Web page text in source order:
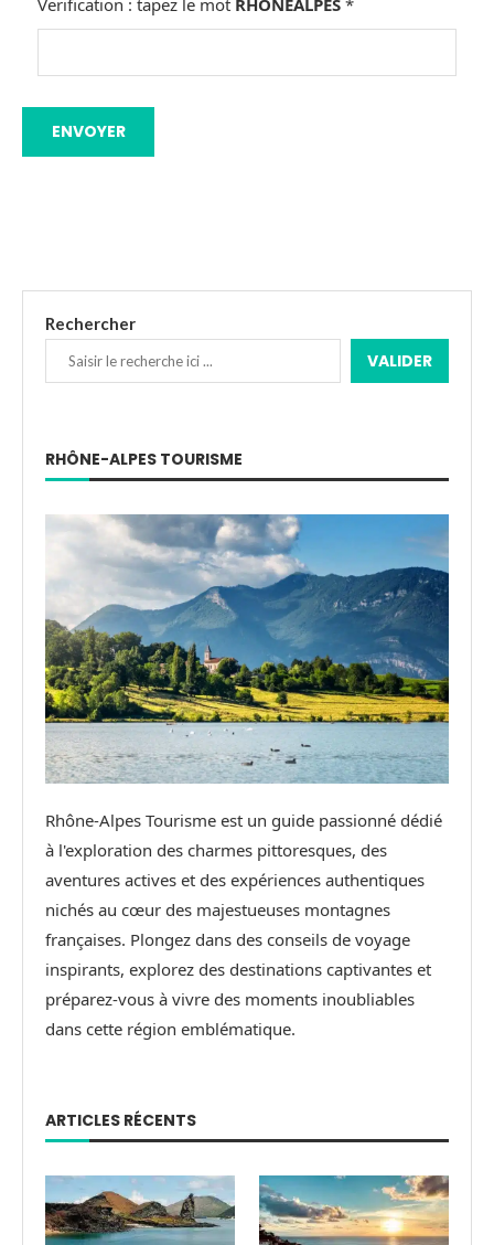
Verification : tapez le mot RHONEALPES *
Rechercher
VALIDER
RHÔNE-ALPES TOURISME
Rhône-Alpes Tourisme est un guide passionné dédié
à l'exploration des charmes pittoresques, des
aventures actives et des expériences authentiques
nichés au cœur des majestueuses montagnes
françaises. Plongez dans des conseils de voyage
inspirants, explorez des destinations captivantes et
préparez-vous à vivre des moments inoubliables
dans cette région emblématique.
ARTICLES RÉCENTS